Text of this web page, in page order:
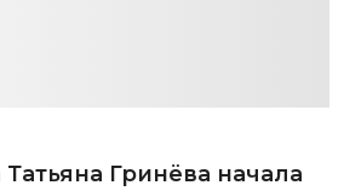
Гринёва начала